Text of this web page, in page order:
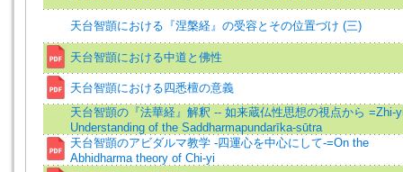
天台智顗における『涅槃経』の受容とその位置づけ (三)
天台智顗における中道と佛性
天台智顗における四悉檀の意義
天台智顗の『法華経』解釈 -- 如来蔵仏性思想の視点から =Zhi-
Understanding of the Saddharmapundarīka-sūtra
天台智顗のアビダルマ教学 -四運心を中心にして-=On the
Abhidharma theory of Chi-yi